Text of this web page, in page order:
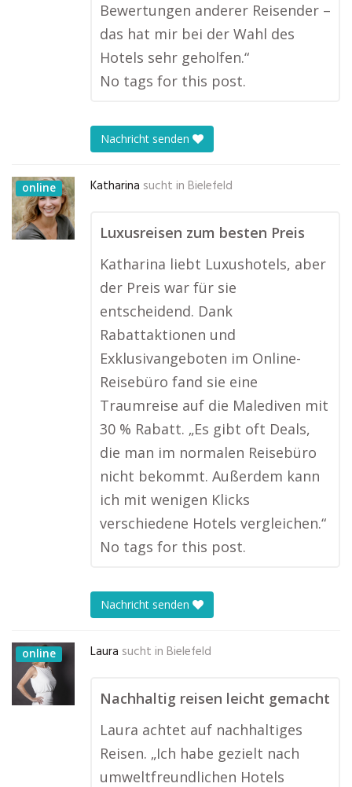
Bewertungen anderer Reisender –
das hat mir bei der Wahl des
Hotels sehr geholfen.“
No tags for this post.
Nachricht senden
online Katharina sucht in Bielefeld
Luxusreisen zum besten Preis
Katharina liebt Luxushotels, aber
der Preis war für sie
entscheidend. Dank
Rabattaktionen und
Exklusivangeboten im Online-
Reisebüro fand sie eine
Traumreise auf die Malediven mit
30 % Rabatt. „Es gibt oft Deals,
die man im normalen Reisebüro
nicht bekommt. Außerdem kann
ich mit wenigen Klicks
verschiedene Hotels vergleichen.“
No tags for this post.
Nachricht senden
online Laura sucht in Bielefeld
Nachhaltig reisen leicht gemacht
Laura achtet auf nachhaltiges
Reisen. „Ich habe gezielt nach
umweltfreundlichen Hotels